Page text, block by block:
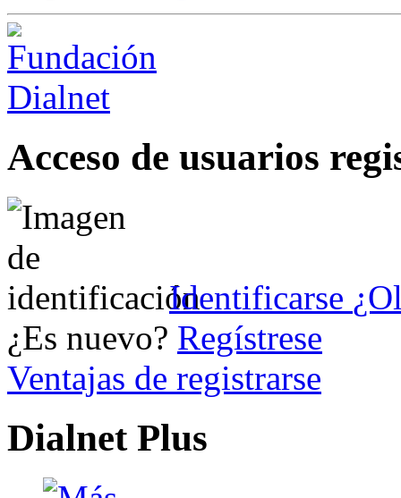
Acceso de usuarios
Identificarse
¿Es nuevo? Regístrese
Ventajas de registrarse
Dialnet Plus